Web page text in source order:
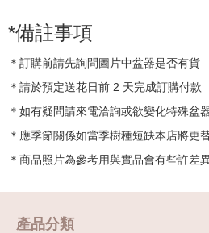
*備註事項
＊訂購前請先詢問圖片中盆器是否有貨
＊請於預定送花日前 2 天完成訂購付款
＊如有疑問請來電洽詢或欲變化特殊盆
＊應季節關係如當季樹種短缺本店將更
＊商品照片為參考用與實品會有些許差
產品分類